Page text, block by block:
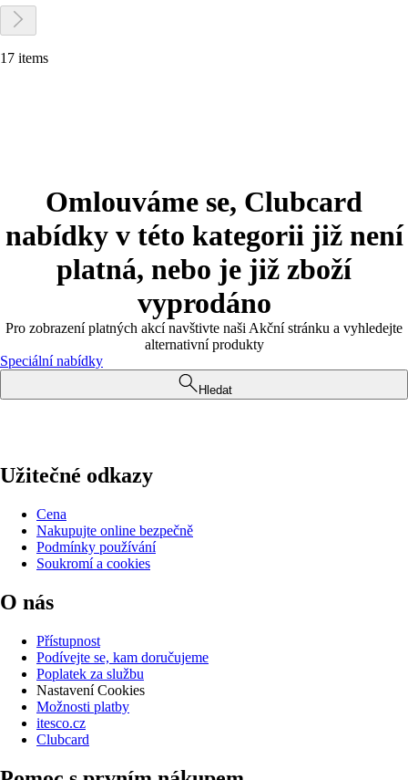
17 items
Omlouváme se, Clubcard
nabídky v této kategorii již není
platná, nebo je již zboží
vyprodáno
Pro zobrazení platných akcí navštivte naši Akční stránku a vyhledejte
alternativní produkty
Speciální nabídky
Hledat
Užitečné odkazy
Cena
Nakupujte online bezpečně
Podmínky používání
Soukromí a cookies
O nás
Přístupnost
Podívejte se, kam doručujeme
Poplatek za službu
Nastavení Cookies
Možnosti platby
itesco.cz
Clubcard